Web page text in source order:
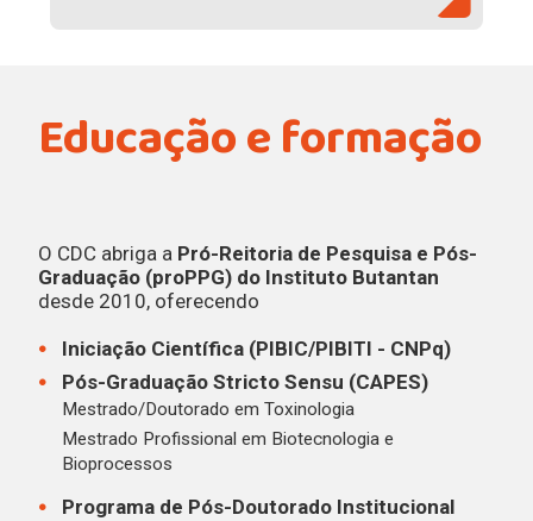
Educação e formação
O CDC abriga a Pró-Reitoria de Pesquisa e Pós-
Graduação (proPPG) do Instituto Butantan
desde 2010, oferecendo
Iniciação Científica (PIBIC/PIBITI - CNPq)
Pós-Graduação Stricto Sensu (CAPES)
Mestrado/Doutorado em Toxinologia
Mestrado Profissional em Biotecnologia e
Bioprocessos
Programa de Pós-Doutorado Institucional